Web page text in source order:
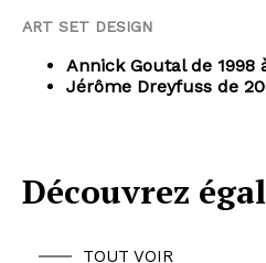
ART SET DESIGN
Annick Goutal de 1998
Jérôme Dreyfuss de
Découvrez
TOUT VOIR